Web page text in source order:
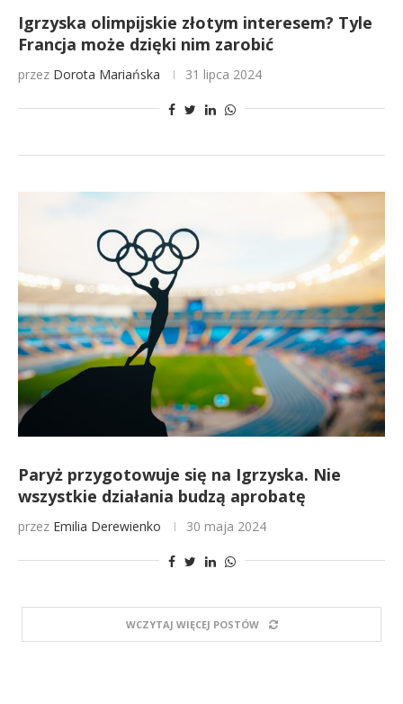
Igrzyska olimpijskie złotym interesem? Tyle
Francja może dzięki nim zarobić
przez Dorota Mariańska 31 lipca 2024
Paryż przygotowuje się na Igrzyska. Nie
wszystkie działania budzą aprobatę
przez Emilia Derewienko 30 maja 2024
WCZYTAJ WIĘCEJ POSTÓW